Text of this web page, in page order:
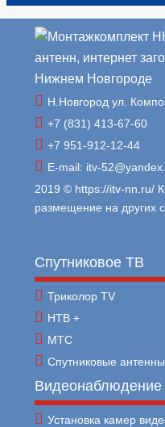
Н.Новгород ул.
+7 (831) 413-67-60
+7 951-912-12-44
E-mail: itv-
2019 © https://itv-nn.ru/
размещение на других
Спутниковое ТВ
Триколор TV
НТВ +
МТС
Спутниковые антенны
Видеонаблюдение
Установка камер